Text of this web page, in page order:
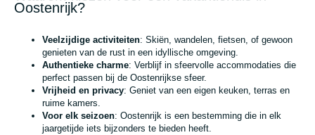
Oostenrijk?
Veelzijdige activiteiten: Skiën, wandelen, fietsen, of gewoon
genieten van de rust in een idyllische omgeving.
Authentieke charme: Verblijf in sfeervolle accommodaties die
perfect passen bij de Oostenrijkse sfeer.
Vrijheid en privacy: Geniet van een eigen keuken, terras en
ruime kamers.
Voor elk seizoen: Oostenrijk is een bestemming die in elk
jaargetijde iets bijzonders te bieden heeft.